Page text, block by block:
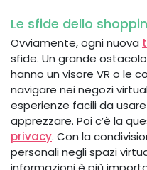
Le sfide dello
Ovviamente, ogni nuova
sfide. Un grande
hanno un visore VR o le
navigare nei negozi
esperienze facili da
apprezzare. Poi c’è la
privacy. Con la
personali negli spazi